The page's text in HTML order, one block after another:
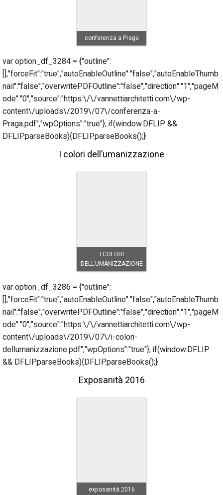
conferenza a Praga
var option_df_3284 = {"outline":
[],"forceFit":"true","autoEnableOutline":"false","autoEnableThumb
nail":"false","overwritePDFOutline":"false","direction":"1","pageM
ode":"0","source":"https:\/\/vannettiarchitetti.com\/wp-
content\/uploads\/2019\/07\/conferenza-a-
Praga.pdf","wpOptions":"true"}; if(window.DFLIP &&
DFLIP.parseBooks){DFLIP.parseBooks();}
I colori dell’umanizzazione
I COLORI
DELL’UMANIZZAZIONE
var option_df_3286 = {"outline":
[],"forceFit":"true","autoEnableOutline":"false","autoEnableThumb
nail":"false","overwritePDFOutline":"false","direction":"1","pageM
ode":"0","source":"https:\/\/vannettiarchitetti.com\/wp-
content\/uploads\/2019\/07\/i-colori-
dellumanizzazione.pdf","wpOptions":"true"}; if(window.DFLIP
&& DFLIP.parseBooks){DFLIP.parseBooks();}
Exposanità 2016
exposanità 2016